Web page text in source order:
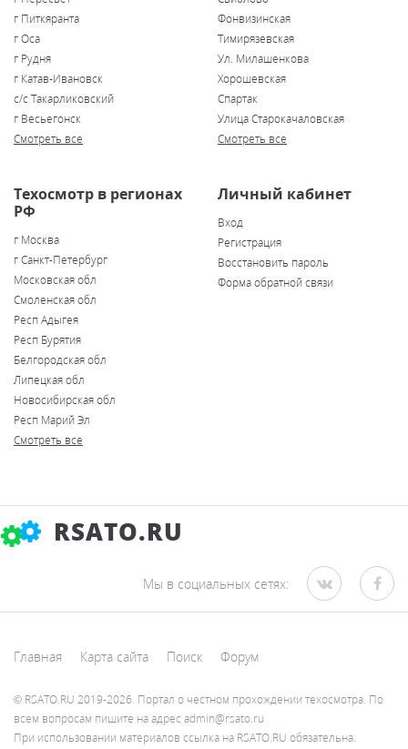
г Питкяранта
г Оса
г Рудня
г Катав-Ивановск
с/с Такарликовский
г Весьегонск
Смотреть все
Фонвизинская
Тимирязевская
Ул. Милашенкова
Хорошевская
Спартак
Улица Старокачаловская
Смотреть все
Техосмотр в регионах
РФ
г Москва
г Санкт-Петербург
Московская обл
Смоленская обл
Респ Адыгея
Респ Бурятия
Белгородская обл
Липецкая обл
Новосибирская обл
Респ Марий Эл
Смотреть все
Личный кабинет
Вход
Регистрация
Восстановить пароль
Форма обратной связи
RSATO.RU
Мы в социальных сетях:
Главная Карта сайта Поиск Форум
© RSATO.RU 2019-2026. Портал о честном прохождении техосмотра. По
всем вопросам пишите на адрес admin@rsato.ru
При использовании материалов ссылка на RSATO.RU обязательна.